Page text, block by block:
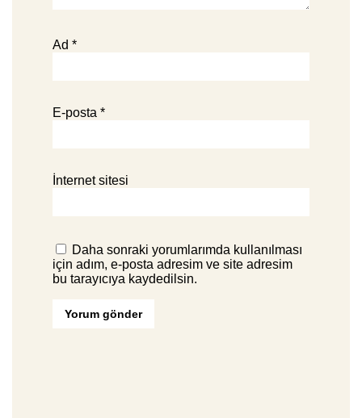
Ad *
E-posta *
İnternet sitesi
Daha sonraki yorumlarımda kullanılması
için adım, e-posta adresim ve site adresim
bu tarayıcıya kaydedilsin.